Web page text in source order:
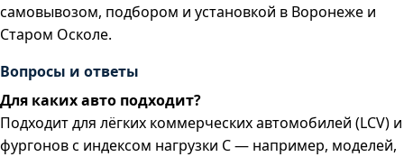
самовывозом, подбором и установкой в Воронеже и
Старом Осколе.
Вопросы и ответы
Для каких авто подходит?
Подходит для лёгких коммерческих автомобилей (LCV) и
фургонов с индексом нагрузки C — например, моделей,